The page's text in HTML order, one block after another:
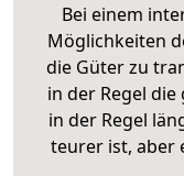
Bei einem
Möglichkeiten
die Güter zu
in der Regel
in der Regel
teurer ist, aber